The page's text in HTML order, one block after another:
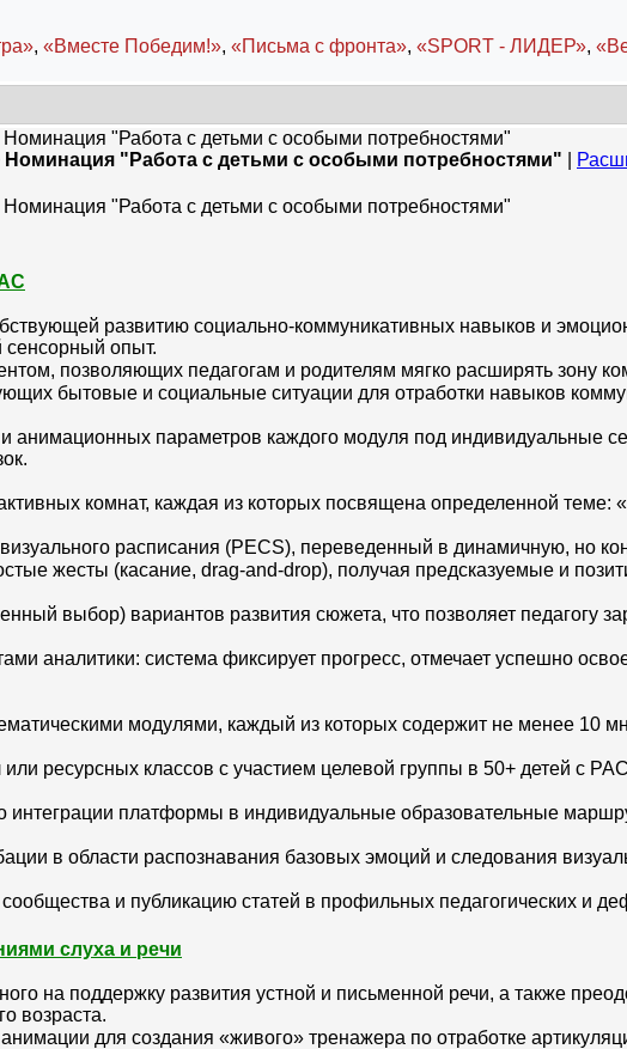
, «Вместе Победим!», «Письма с фронта», «SPORT - ЛИДЕР»,
"Работа с детьми с особыми потребностями"
Номинация "Работа с детьми с особыми потребностями"
"Работа с детьми с особыми потребностями"
развитию социально-коммуникативных навыков и
сенсорный опыт.
позволяющих педагогам и родителям мягко расширять зону
бытовые и социальные ситуации для отработки навыков
анимационных параметров каждого модуля под индивидуальные
комнат, каждая из которых посвящена определенной теме:
расписания (PECS), переведенный в динамичную, но
жесты (касание, drag-and-drop), получая предсказуемые и
выбор) вариантов развития сюжета, что позволяет педагогу
аналитики: система фиксирует прогресс, отмечает успешно
модулями, каждый из которых содержит не менее 10
ресурсных классов с участием целевой группы в 50+ детей с
интеграции платформы в индивидуальные образовательные
в области распознавания базовых эмоций и следования
и публикацию статей в профильных педагогических и
слуха и речи
на поддержку развития устной и письменной речи, а также
возраста.
для создания «живого» тренажера по отработке